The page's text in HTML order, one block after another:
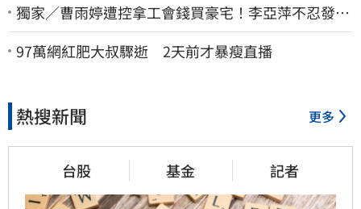
獨家／曹雨婷遭控拿工會錢買豪宅！李亞萍不忍發
聲：余天管工會都貼錢
97萬網紅肥大叔驟逝 2天前才暴瘦直播
熱搜新聞 更多
台股 基金 記者